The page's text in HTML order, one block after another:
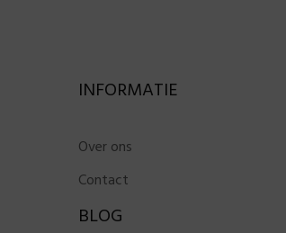
INFORMATIE
Over ons
Contact
BLOG